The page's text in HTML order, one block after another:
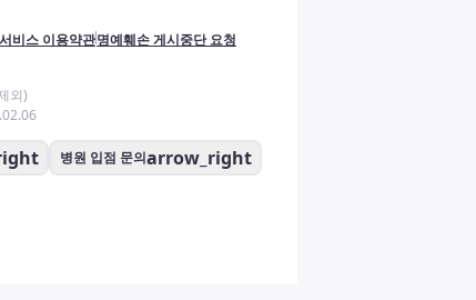
비스 이용약관명예훼손 게시중단 요청
외)
병원 입점 문의arrow_right